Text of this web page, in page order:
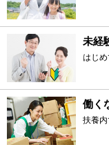
未経
はじ
働く
扶養